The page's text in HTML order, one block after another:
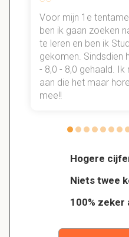
Hogere
Niets twee
100% zeker
Voor mijn 1e
ben ik gaan zoeken
te leren en ben ik
gekomen. Sindsdien
- 8,0 - 8,0 gehaald.
aan die het maar
mee!!